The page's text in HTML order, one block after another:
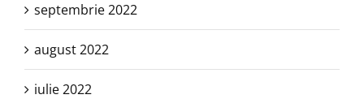
septembrie 2022
august 2022
iulie 2022